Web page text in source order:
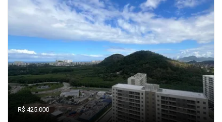
R$ 425.000